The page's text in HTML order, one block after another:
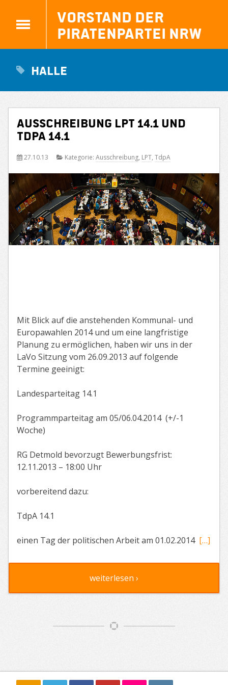
Vorstand der
Piratenpartei NRW
halle
Ausschreibung LPT 14.1 und
TdpA 14.1
27.10.13 Kategorie: Ausschreibung, LPT, TdpA
Mit Blick auf die anstehenden Kommunal- und
Europawahlen 2014 und um eine langfristige
Planung zu ermöglichen, haben wir uns in der
LaVo Sitzung vom 26.09.2013 auf folgende
Termine geeinigt:
Landesparteitag 14.1
Programmparteitag am 05/06.04.2014 (+/-1
Woche)
RG Detmold bevorzugt Bewerbungsfrist:
12.11.2013 – 18:00 Uhr
vorbereitend dazu:
TdpA 14.1
einen Tag der politischen Arbeit am 01.02.2014 […]
weiterlesen ›